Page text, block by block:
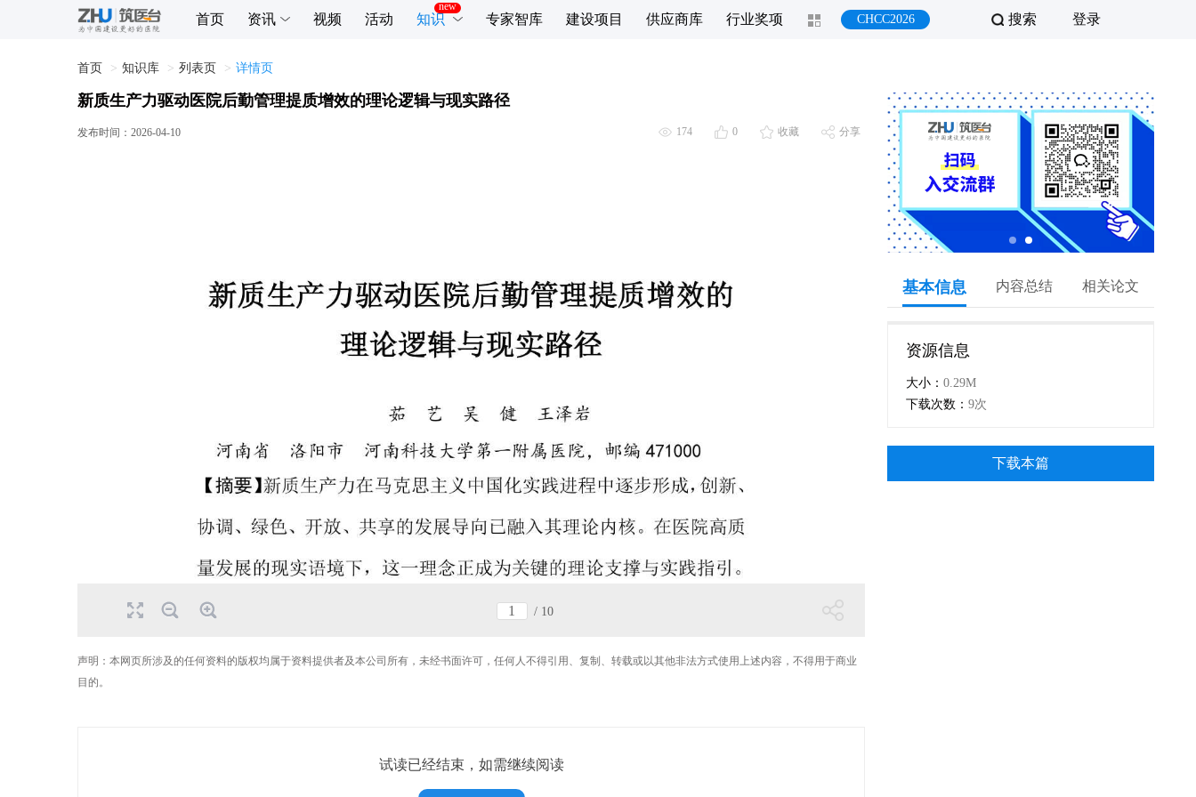
登录
搜索
首页 资讯 视频 活动 知识 专家智库 建设项目 供应商库 行业奖项 CHCC2026
首页 知识库 列表页 详情页
新质生产力驱动医院后勤管理提质增效的理论逻辑与现实路径
发布时间： 2026-04-10 174 0 收藏 分享
/ 10
声明：本网页所涉及的任何资料的版权均属于资料提供者及本公司所有，未经书面许可，任何人不得引用、复制、转载或以其他非法方式使用上述内容，不得用于商业
目的。
试读已经结束，如需继续阅读
基本信息 内容总结 相关论文
资源信息
大小： 0.29M
下载次数： 9次
下载本篇